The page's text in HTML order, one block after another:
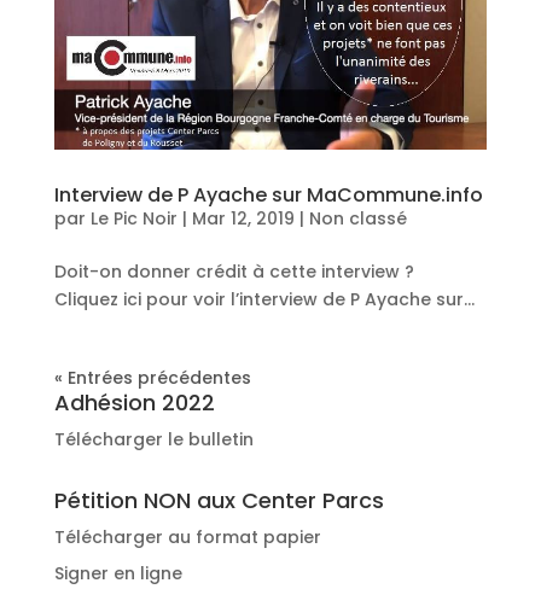
Interview de P Ayache sur MaCommune.info
par Le Pic Noir | Mar 12, 2019 | Non classé
Doit-on donner crédit à cette interview ?
Cliquez ici pour voir l’interview de P Ayache sur...
« Entrées précédentes
Adhésion 2022
Télécharger le bulletin
Pétition NON aux Center Parcs
Télécharger au format papier
Signer en ligne